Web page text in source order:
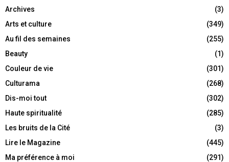
Archives
(3)
Arts et culture
(349)
Au fil des semaines
(255)
Beauty
(1)
Couleur de vie
(301)
Culturama
(268)
Dis-moi tout
(302)
Haute spiritualité
(285)
Les bruits de la Cité
(3)
Lire le Magazine
(445)
Ma préférence à moi
(291)